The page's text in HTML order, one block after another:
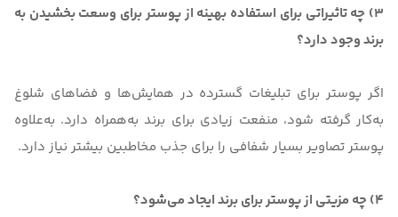
3) چه تاثیراتی برای استفاده بهینه از پوستر برای وسعت بخشیدن به
برند وجود دارد؟
اگر پوستر برای تبلیغات گسترده در همایش‌ها و فضاهای شلوغ
به‌کار گرفته شود، منفعت زیادی برای برند به‌همراه دارد. به‌علاوه
پوستر تصاویر بسیار شفافی را برای جذب مخاطبین بیشتر نیاز دارد.
4) چه مزیتی از پوستر برای برند ایجاد می‌شود؟